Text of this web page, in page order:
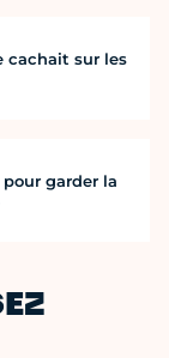
cachait sur les
garder la